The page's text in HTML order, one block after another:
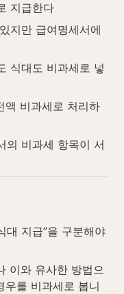
지급한다
지만 급여명세서에
식대도 비과세로 넣
액 비과세로 처리하
의 비과세 항목이 서
대 지급”을 구분해야
이와 유사한 방법으
우를 비과세로 봅니